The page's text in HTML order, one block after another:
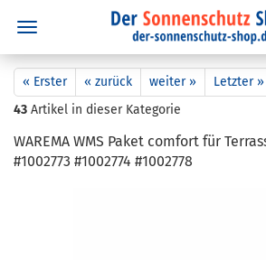
« Erster « zurück weiter »
Letzter »
43 Artikel in dieser Kategorie
WA­RE­MA WMS Paket com­fort für
#1002773 #1002774 #1002778